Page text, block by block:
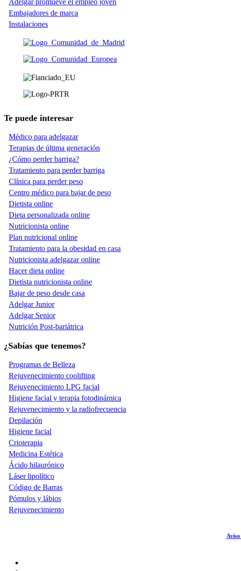
Embajadores de marca
Instalaciones
Te puede interesar
Médico para adelgazar
Terapias de última generación
¿Cómo perder barriga?
Tratamiento para perder barriga
Clínica para perder peso
Centro médico para bajar de peso
Dietista online
Dieta personalizada online
Nutricionista online
Plan nutricional online
Tratamiento para la obesidad en casa
Nutricionista adelgazar online
Hacer dieta online
Dietista nutricionista online
Bajar de peso desde casa
Adelgar Junior
Adelgar Senior
Nutrición Post-bariátrica
¿Sabías que tenemos?
Programas de Belleza
Rejuvenecimiento coolifting
Rejuvenecimiento LPG facial
Higiene facial y terapia fotodinámica
Rejuvenecimiento y la radiofrecuencia
Depilación
Higiene facial
Crioterapia
Medicina Estética
Ácido hilaurónico
Láser lipolítico
Código de Barras
Pómulos y lábios
Rejuvenecimiento
Aviso